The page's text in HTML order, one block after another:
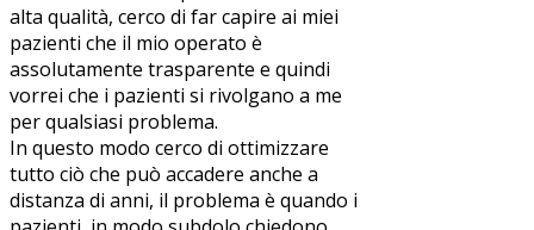
alta qualità, cerco di far capire ai miei
pazienti che il mio operato è
assolutamente trasparente e quindi
vorrei che i pazienti si rivolgano a me
per qualsiasi problema.
In questo modo cerco di ottimizzare
tutto ciò che può accadere anche a
distanza di anni, il problema è quando i